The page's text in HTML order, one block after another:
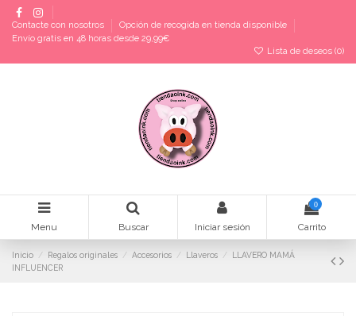
Contacte con nosotros
Opción de recogida en tienda disponible
Envío gratis en 48 horas desde 29,99€
Lista de deseos (0)
Menu Buscar Iniciar sesión
0
Carrito
Inicio Regalos originales Accesorios Llaveros
LLAVERO MAMÁ
INFLUENCER